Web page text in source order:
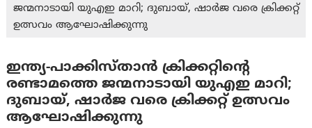
ജന്മനാടായി യുഎഇ മാറി; ദുബായ്, ഷാർജ വരെ ക്രിക്കറ്റ്
ഉത്സവം ആഘോഷിക്കുന്നു
ഇന്ത്യ-പാക്കിസ്താന്‍ ക്രിക്കറ്റിന്റെ
രണ്ടാമത്തെ ജന്മനാടായി യുഎഇ മാറി;
ദുബായ്, ഷാർജ വരെ ക്രിക്കറ്റ് ഉത്സവം
ആഘോഷിക്കുന്നു